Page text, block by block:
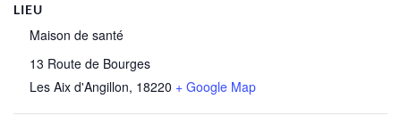
LIEU
Maison de santé
13 Route de Bourges
Les Aix d'Angillon, 18220 + Google Map